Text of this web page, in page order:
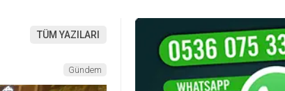
TÜM YAZILARI
Gündem